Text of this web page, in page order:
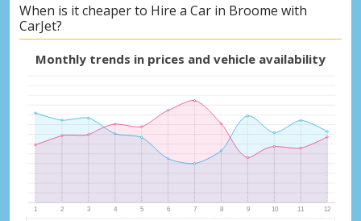
When is it cheaper to Hire a Car in Broome with
CarJet?
Monthly trends in prices and vehicle availability